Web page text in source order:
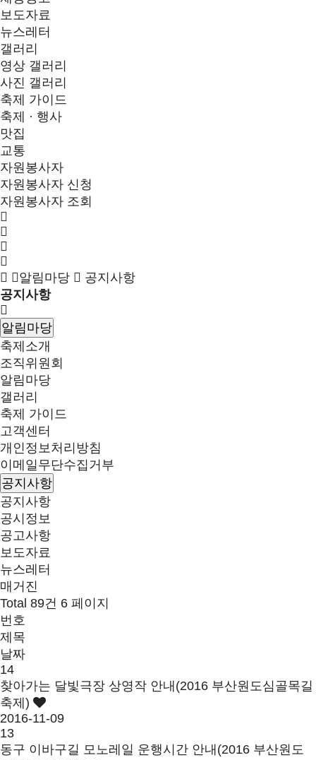
보도자료
뉴스레터
갤러리
영상 갤러리
사진 갤러리
축제 가이드
축제 · 행사
맛집
교통
자원봉사자
자원봉사자 신청
자원봉사자 조회
알림마당
공지사항
공지사항
알림마당
축제소개
조직위원회
알림마당
갤러리
축제 가이드
고객센터
개인정보처리방침
이메일무단수집거부
공지사항
공지사항
공시정보
공고사항
보도자료
뉴스레터
매거진
Total 89건 6 페이지
번호
제목
날짜
14
찾아가는 달빛극장 상영작 안내(2016 부산원도심골목길
축제)
2016-11-09
13
동구 이바구길 모노레일 운행시간 안내(2016 부산원도